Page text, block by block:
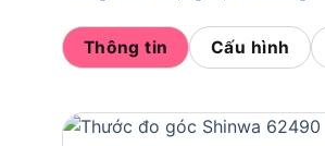
Thông tin Cấu hình